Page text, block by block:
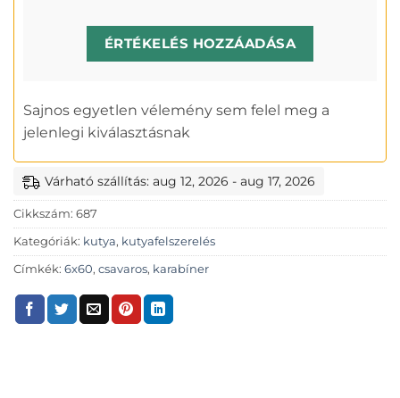
ÉRTÉKELÉS HOZZÁADÁSA
Sajnos egyetlen vélemény sem felel meg a
jelenlegi kiválasztásnak
Várható szállítás: aug 12, 2026 - aug 17, 2026
Cikkszám: 687
Kategóriák: kutya, kutyafelszerelés
Címkék: 6x60, csavaros, karabíner